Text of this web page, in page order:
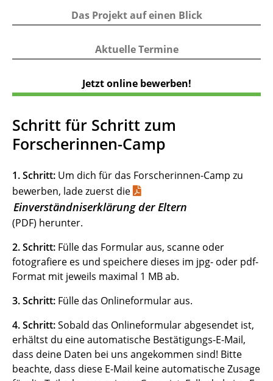
Das Projekt auf einen Blick
Aktuelle Termine
Jetzt online bewerben!
Schritt für Schritt zum
Forscherinnen-Camp
1. Schritt: Um dich für das Forscherinnen-Camp zu
bewerben, lade zuerst die
Einverständniserklärung der Eltern
(PDF) herunter.
2. Schritt: Fülle das Formular aus, scanne oder
fotografiere es und speichere dieses im jpg- oder pdf-
Format mit jeweils maximal 1 MB ab.
3. Schritt: Fülle das Onlineformular aus.
4. Schritt:Sobald das Onlineformular abgesendet ist,
erhältst du eine automatische Bestätigungs-E-Mail,
dass deine Daten bei uns angekommen sind! Bitte
beachte, dass diese E-Mail keine automatische Zusage